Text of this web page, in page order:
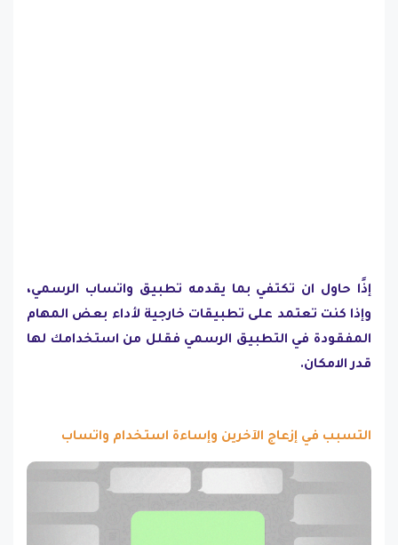
إذًا حاول ان تكتفي بما يقدمه تطبيق واتساب الرسمي،
وإذا كنت تعتمد على تطبيقات خارجية لأداء بعض المهام
المفقودة في التطبيق الرسمي فقلل من استخدامك لها
قدر الامكان.
التسبب في إزعاج الآخرين وإساءة استخدام واتساب